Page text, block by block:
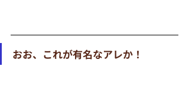
おお、これが有名なアレか！